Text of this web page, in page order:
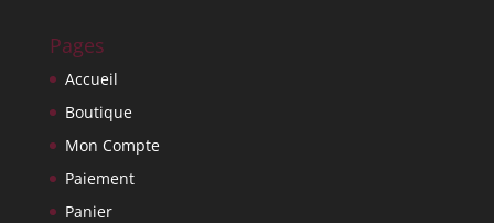
Pages
Accueil
Boutique
Mon Compte
Paiement
Panier